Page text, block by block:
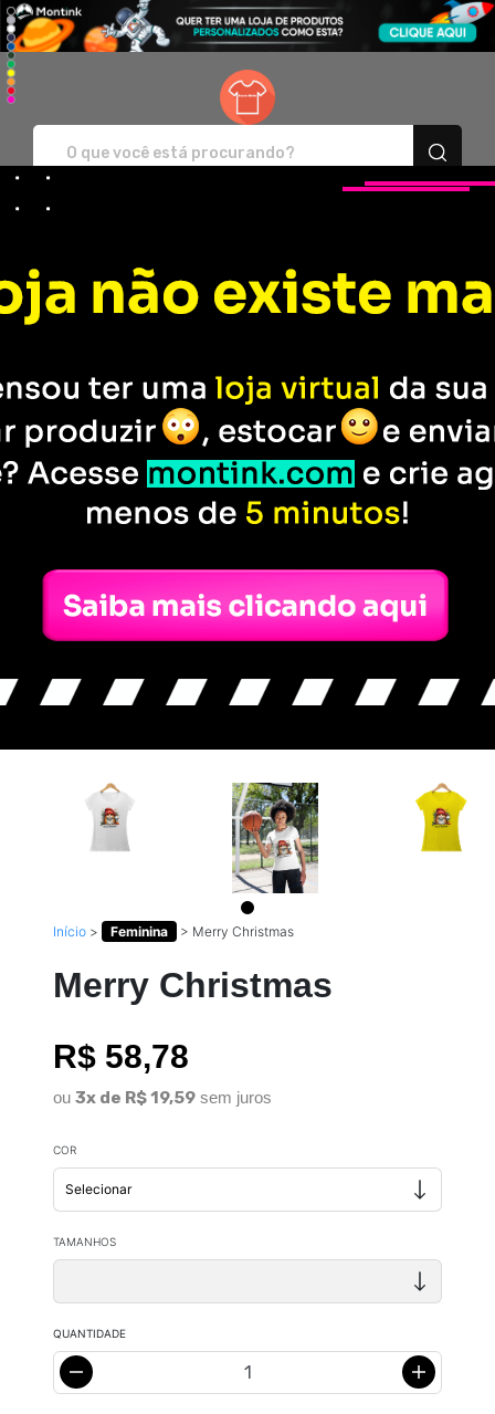
Rastreie seu
Início > Feminina > Merry Christmas
Merry Christmas
R$ 58,78
ou 3x de R$ 19,59 sem juros
COR
TAMANHOS
QUANTIDADE